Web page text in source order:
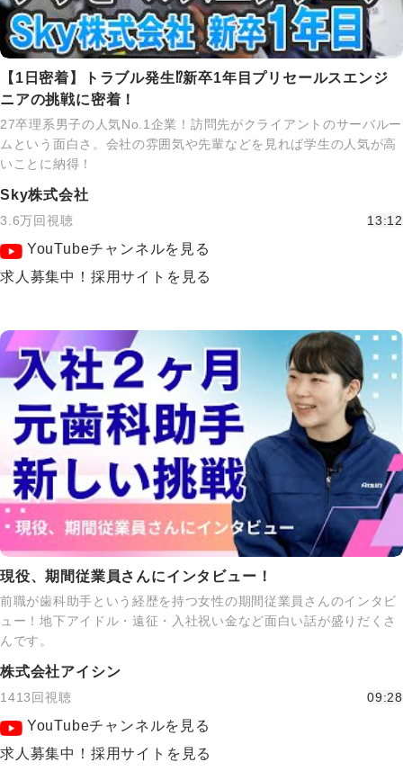
【1日密着】トラブル発生⁉新卒1年目プリセールスエンジ
ニアの挑戦に密着！
27卒理系男子の人気No.1企業！訪問先がクライアントのサーバルー
ムという面白さ。会社の雰囲気や先輩などを見れば学生の人気が高
いことに納得！
Sky株式会社
3.6万回視聴 13:12
YouTubeチャンネルを見る
求人募集中！採用サイトを見る
現役、期間従業員さんにインタビュー！
前職が歯科助手という経歴を持つ女性の期間従業員さんのインタビ
ュー！地下アイドル・遠征・入社祝い金など面白い話が盛りだくさ
んです。
株式会社アイシン
1413回視聴 09:28
YouTubeチャンネルを見る
求人募集中！採用サイトを見る